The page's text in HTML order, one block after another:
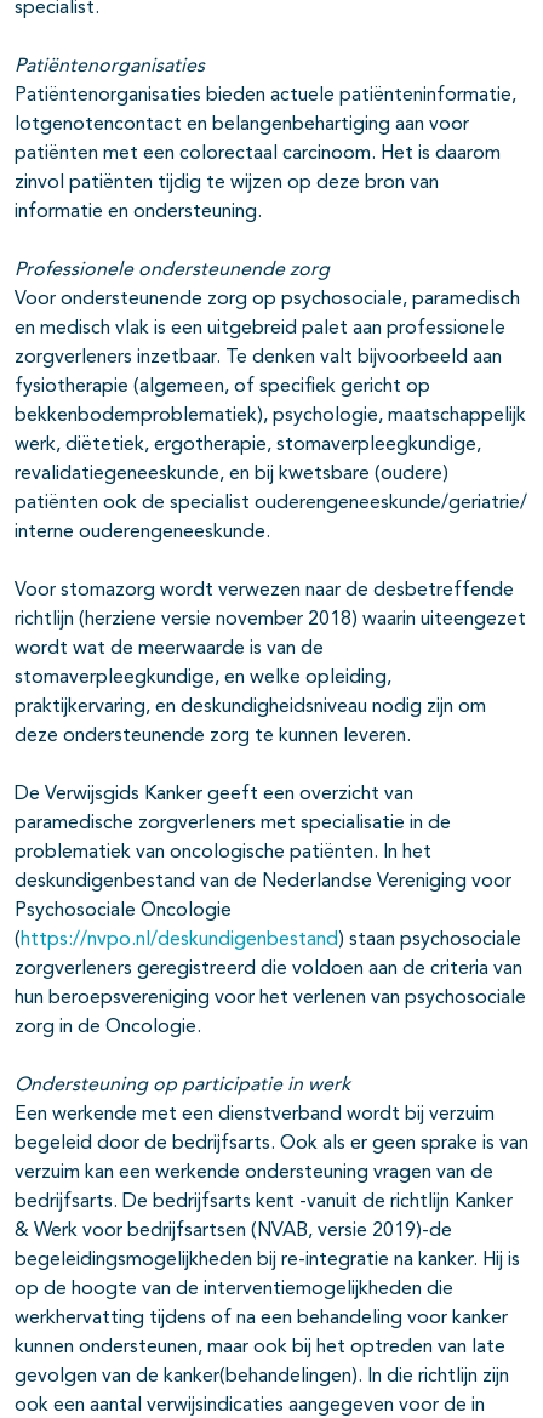
specialist.
Patiëntenorganisaties
Patiëntenorganisaties bieden actuele patiënteninformatie,
lotgenotencontact en belangenbehartiging aan voor
patiënten met een colorectaal carcinoom. Het is daarom
zinvol patiënten tijdig te wijzen op deze bron van
informatie en ondersteuning.
Professionele ondersteunende zorg
Voor ondersteunende zorg op psychosociale, paramedisch
en medisch vlak is een uitgebreid palet aan professionele
zorgverleners inzetbaar. Te denken valt bijvoorbeeld aan
fysiotherapie (algemeen, of specifiek gericht op
bekkenbodemproblematiek), psychologie, maatschappelijk
werk, diëtetiek, ergotherapie, stomaverpleegkundige,
revalidatiegeneeskunde, en bij kwetsbare (oudere)
patiënten ook de specialist ouderengeneeskunde/geriatrie/
interne ouderengeneeskunde.
Voor stomazorg wordt verwezen naar de desbetreffende
richtlijn (herziene versie november 2018) waarin uiteengezet
wordt wat de meerwaarde is van de
stomaverpleegkundige, en welke opleiding,
praktijkervaring, en deskundigheidsniveau nodig zijn om
deze ondersteunende zorg te kunnen leveren.
De Verwijsgids Kanker geeft een overzicht van
paramedische zorgverleners met specialisatie in de
problematiek van oncologische patiënten. In het
deskundigenbestand van de Nederlandse Vereniging voor
Psychosociale Oncologie
( https://nvpo.nl/deskundigenbestand) staan psychosociale
zorgverleners geregistreerd die voldoen aan de criteria van
hun beroepsvereniging voor het verlenen van psychosociale
zorg in de Oncologie.
Ondersteuning op participatie in werk
Een werkende met een dienstverband wordt bij verzuim
begeleid door de bedrijfsarts. Ook als er geen sprake is van
verzuim kan een werkende ondersteuning vragen van de
bedrijfsarts. De bedrijfsarts kent -vanuit de richtlijn Kanker
& Werk voor bedrijfsartsen (NVAB, versie 2019)-de
begeleidingsmogelijkheden bij re-integratie na kanker. Hij is
op de hoogte van de interventiemogelijkheden die
werkhervatting tijdens of na een behandeling voor kanker
kunnen ondersteunen, maar ook bij het optreden van late
gevolgen van de kanker(behandelingen). In die richtlijn zijn
ook een aantal verwijsindicaties aangegeven voor de in